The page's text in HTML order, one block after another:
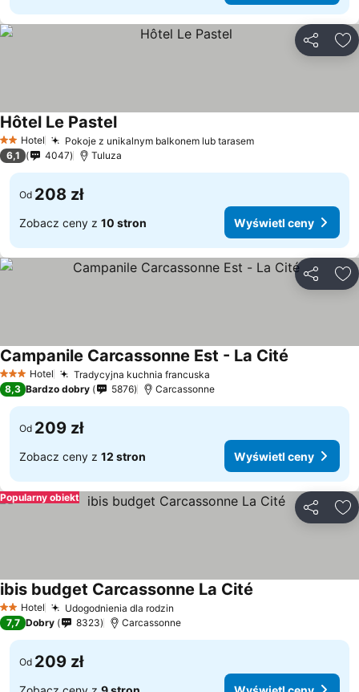
2 Kategoria
Hotel Pokoje z unikalnym balkonem lub tarasem
Hôtel Le Pastel
6,1 4047 Tuluza
Od 208 zł
Zobacz ceny z 10 stron Wyświetl ceny
3 Kategoria
Hotel Tradycyjna kuchnia francuska
Campanile Carcassonne Est - La Cité
8,3 Bardzo dobry 5876 Carcassonne
Od 209 zł
Zobacz ceny z 12 stron Wyświetl ceny
Popularny obiekt
2 Kategoria
Hotel Udogodnienia dla rodzin
ibis budget Carcassonne La Cité
7,7 Dobry 8323 Carcassonne
Od 209 zł